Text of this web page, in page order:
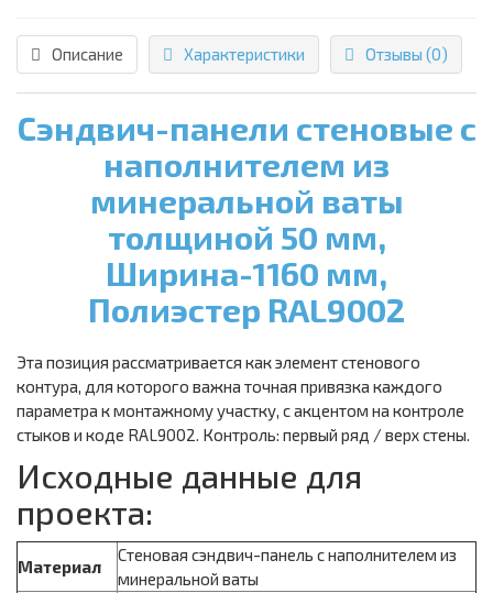
Описание Характеристики Отзывы (0)
Сэндвич-панели стеновые с
наполнителем из
минеральной ваты
толщиной 50 мм,
Ширина-1160 мм,
Полиэстер RAL9002
Эта позиция рассматривается как элемент стенового
контура, для которого важна точная привязка каждого
параметра к монтажному участку, с акцентом на контроле
стыков и коде RAL9002. Контроль: первый ряд / верх стены.
Исходные данные для
проекта:
Материал
Стеновая сэндвич-панель с наполнителем из
минеральной ваты